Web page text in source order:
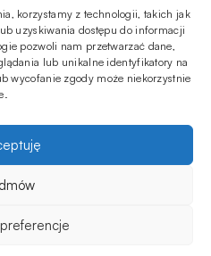
korzystamy z technologii, takich jak
uzyskiwania dostępu do informacji
pozwoli nam przetwarzać dane,
lub unikalne identyfikatory na
wycofanie zgody może niekorzystnie
Eventy